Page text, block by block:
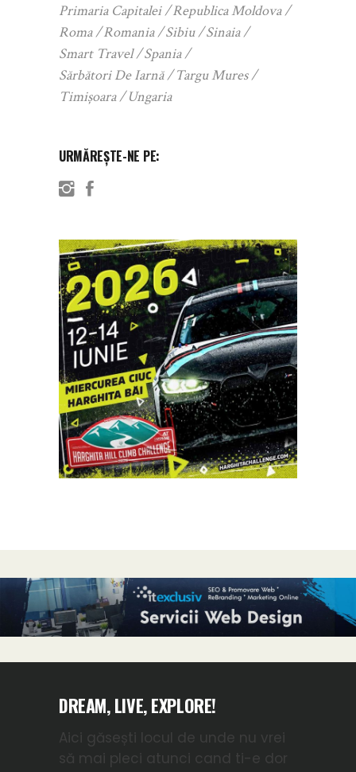
Primaria Capitalei
Republica Moldova
Roma
Romania Sibiu
Sinaia
Smart Travel
Spania
Sărbători De Iarnă
Targu Mures
Timișoara
Ungaria
URMĂREȘTE-NE PE:
DREAM, LIVE, EXPLORE!
Aici găsești locul de unde nu vrei
să mai pleci atunci cand ti-e dor